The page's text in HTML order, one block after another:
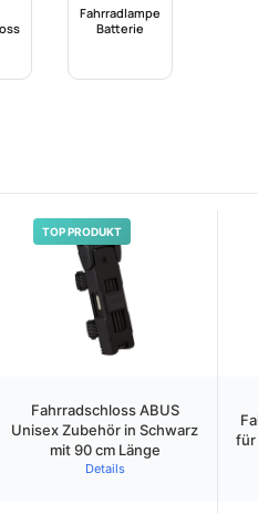
Fahrradlampe
Batterie
TOP PRODUKT
Fahrradschloss ABUS
Unisex Zubehör in Schwarz
mit 90 cm Länge
Details
für